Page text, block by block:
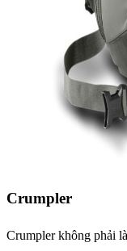
Crumpler
Crumpler không phải